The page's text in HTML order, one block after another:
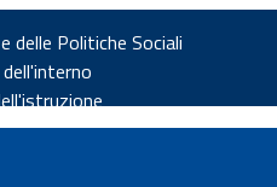
delle Politiche Sociali